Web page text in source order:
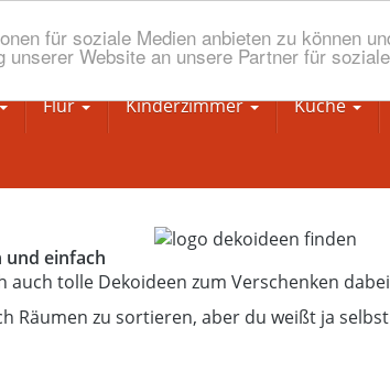
für soziale Medien anbieten zu können
Website an unsere Partner für
Flur Kinderzimmer Küche
einfach
tolle Dekoideen zum Verschenken
zu sortieren, aber du weißt ja